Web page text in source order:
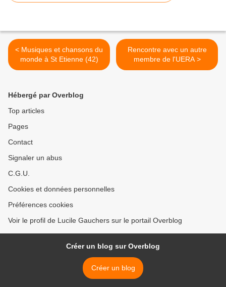
< Musiques et chansons du
monde à St Etienne (42)
Rencontre avec un autre
membre de l'UERA >
Hébergé par Overblog
Top articles
Pages
Contact
Signaler un abus
C.G.U.
Cookies et données personnelles
Préférences cookies
Voir le profil de Lucile Gauchers sur le portail Overblog
Créer un blog sur Overblog
Créer un blog